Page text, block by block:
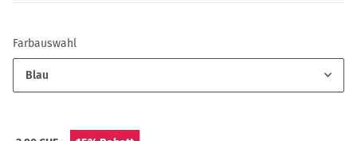
Farbauswahl
Blau